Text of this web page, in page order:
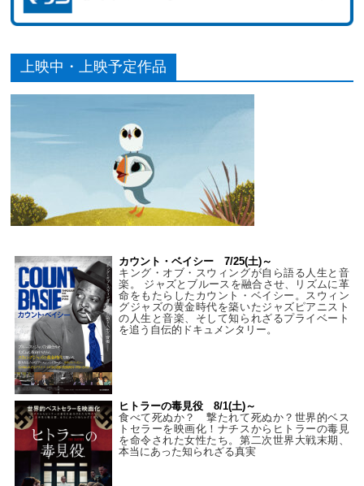
上映中・上映予定作品
カウント・ベイシー 7/25(土)～
キング・オブ・スウィングが自ら語る人生と音
楽。 ジャズとブルースを融合させ、リズムに革
命をもたらしたカウント・ベイシー。スウィン
グジャズの黄金時代を築いたジャズピアニスト
の人生と音楽、そして知られざるプライベート
を追う自伝的ドキュメンタリー。
ヒトラーの毒見役 8/1(土)～
食べて死ぬか？ 撃たれて死ぬか？世界的ベス
トセラーを映画化！ナチスからヒトラーの毒見
を命令された女性たち。第二次世界大戦末期、
本当にあった知られざる真実